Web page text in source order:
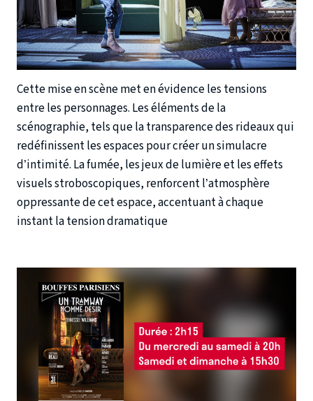
Cette mise en scène met en évidence les tensions
entre les personnages. Les éléments de la
scénographie, tels que la transparence des rideaux qui
redéfinissent les espaces pour créer un simulacre
d’intimité. La fumée, les jeux de lumière et les effets
visuels stroboscopiques, renforcent l’atmosphère
oppressante de cet espace, accentuant à chaque
instant la tension dramatique